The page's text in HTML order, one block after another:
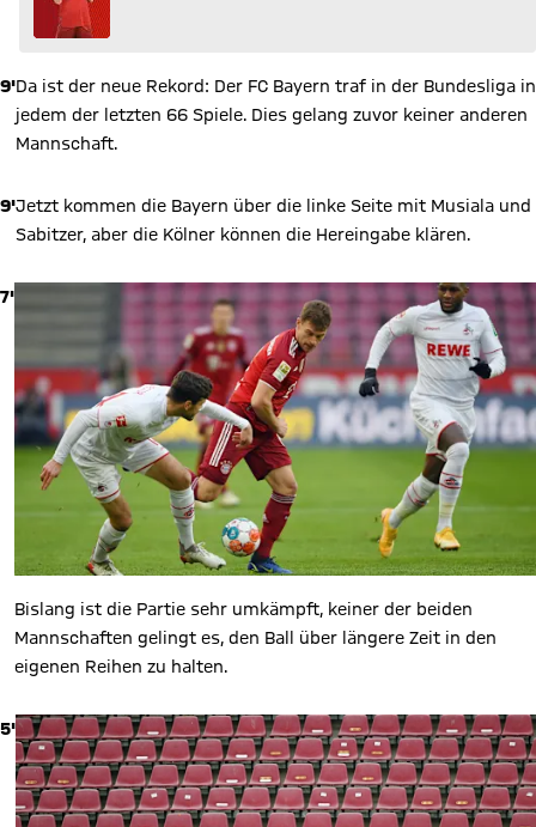
9'Da ist der neue Rekord: Der FC Bayern traf in der Bundesliga in
jedem der letzten 66 Spiele. Dies gelang zuvor keiner anderen
Mannschaft.
9'Jetzt kommen die Bayern über die linke Seite mit Musiala und
Sabitzer, aber die Kölner können die Hereingabe klären.
7'
Bislang ist die Partie sehr umkämpft, keiner der beiden
Mannschaften gelingt es, den Ball über längere Zeit in den
eigenen Reihen zu halten.
5'